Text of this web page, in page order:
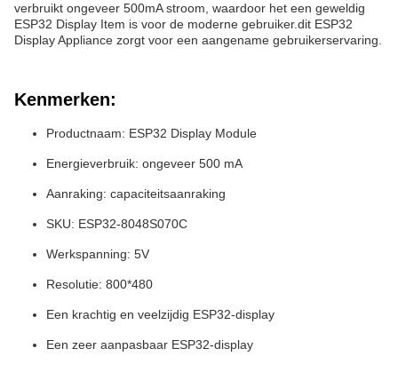
verbruikt ongeveer 500mA stroom, waardoor het een geweldig
ESP32 Display Item is voor de moderne gebruiker.dit ESP32
Display Appliance zorgt voor een aangename gebruikerservaring.
Kenmerken:
Productnaam: ESP32 Display Module
Energieverbruik: ongeveer 500 mA
Aanraking: capaciteitsaanraking
SKU: ESP32-8048S070C
Werkspanning: 5V
Resolutie: 800*480
Een krachtig en veelzijdig ESP32-display
Een zeer aanpasbaar ESP32-display